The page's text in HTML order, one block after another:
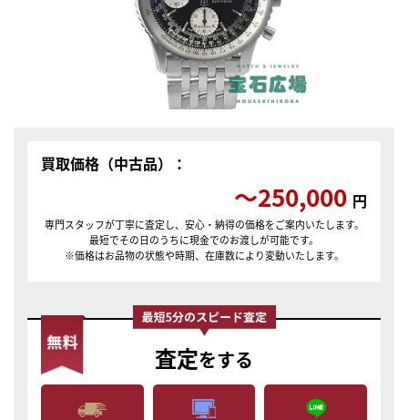
買取価格（中古品）：
〜250,000 円
専門スタッフが丁寧に査定し、安心・納得の価格をご案内いたします。
最短でその日のうちに現金でのお渡しが可能です。
※価格はお品物の状態や時期、在庫数により変動いたします。
査定をする